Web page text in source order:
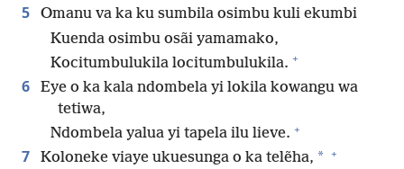
5
Omanu va ka ku sumbila osimbu kuli ekumbi
Kuenda osimbu osãi yamamako,
Kocitumbulukila locitumbulukila. +
6
Eye o ka kala ndombela yi lokila kowangu wa
tetiwa,
Ndombela yalua yi tapela ilu lieve. +
7 Koloneke viaye ukuesunga o ka telẽha, * +